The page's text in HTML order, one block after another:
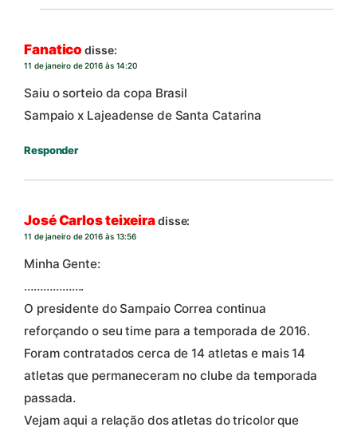
Fanatico disse:
11 de janeiro de 2016 às 14:20
Saiu o sorteio da copa Brasil
Sampaio x Lajeadense de Santa Catarina
Responder
José Carlos teixeiradisse:
11 de janeiro de 2016 às 13:56
Minha Gente:
……………….
O presidente do Sampaio Correa continua
reforçando o seu time para a temporada de 2016.
Foram contratados cerca de 14 atletas e mais 14
atletas que permaneceram no clube da temporada
passada.
Vejam aqui a relação dos atletas do tricolor que